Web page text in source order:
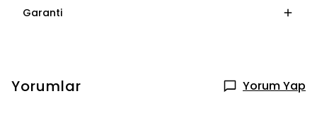
Garanti
Yorumlar Yorum Yap